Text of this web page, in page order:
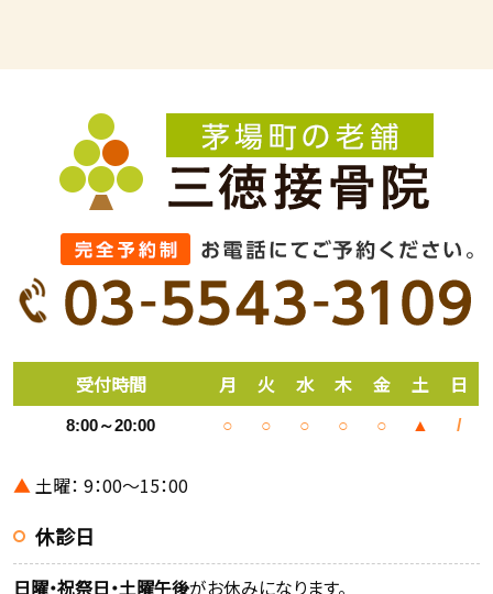
受付時間 月 火 水 木 金 土 日
8:00～20:00 ○ ○ ○ ○ ○ ▲ /
▲ 土曜： 9：00～15：00
休診日
日曜・祝祭日・土曜午後がお休みになります。